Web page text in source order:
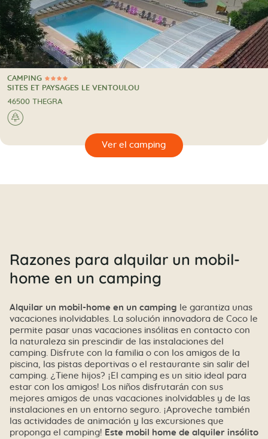
4 Estrellas
CAMPING
CAMPING
SITES ET PAYSAGES LE VENTOULOU
46500 THEGRA
🌲
🔍
Razones para alquilar un mobil-
home en un camping
Alquilar un mobil-home en un camping le garantiza unas
vacaciones inolvidables. La solución innovadora de Coco le
permite pasar unas vacaciones insólitas en contacto con
la naturaleza sin prescindir de las instalaciones del
camping. Disfrute con la familia o con los amigos de la
piscina, las pistas deportivas o el restaurante sin salir del
camping. ¿Tiene hijos? ¡El camping es un sitio ideal para
estar con los amigos! Los niños disfrutarán con sus
mejores amigos de unas vacaciones inolvidables y de las
instalaciones en un entorno seguro. ¡Aproveche también
las actividades de animación y las excursiones que
proponga el camping! Este mobil home de alquiler insólito